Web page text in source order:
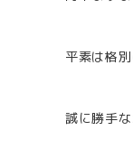
平素は格
誠に勝手